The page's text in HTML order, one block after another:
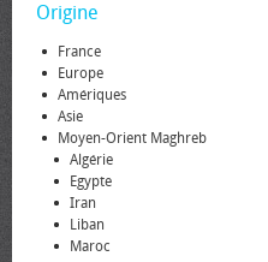
Origine
France
Europe
Amériques
Asie
Moyen-Orient Maghreb
Algérie
Egypte
Iran
Liban
Maroc